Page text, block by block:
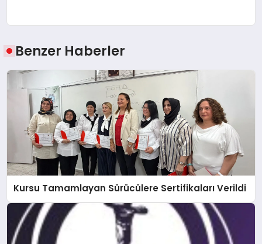
Benzer Haberler
Kursu Tamamlayan Sürücülere Sertifikaları Verildi